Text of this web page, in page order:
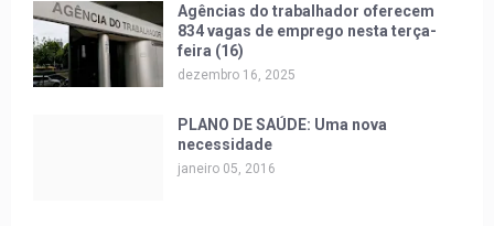
Agências do trabalhador oferecem
834 vagas de emprego nesta terça-
feira (16)
dezembro 16, 2025
PLANO DE SAÚDE: Uma nova
necessidade
janeiro 05, 2016